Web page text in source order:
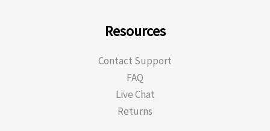
Resources
Contact Support
FAQ
Live Chat
Returns